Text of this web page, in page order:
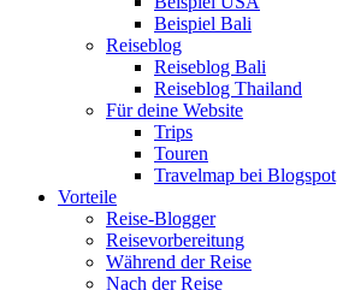
Beispiel Bali
Reiseblog
Reiseblog Bali
Reiseblog Thailand
Für deine Website
Trips
Touren
Travelmap bei Blogspot
Vorteile
Reise-Blogger
Reisevorbereitung
Während der Reise
Nach der Reise